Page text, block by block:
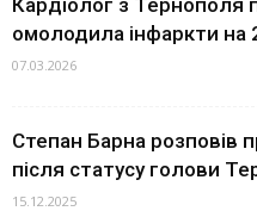
Кардіолог з Тернополя
омолодила інфаркти на
07.03.2026
Степан Барна розповів
після статусу голови
15.12.2025